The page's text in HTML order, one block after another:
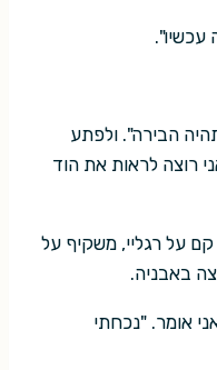
הבירה". ולפתע
רוצה לראות את הוד
על רגליי, משקיף על
באבניה.
אומר. "נכחתי